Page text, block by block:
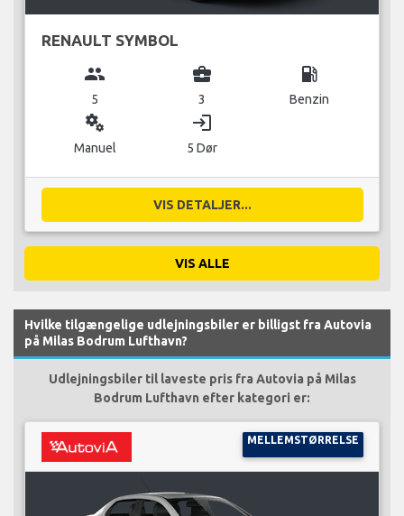
RENAULT SYMBOL
group
5
business_center
3
local_gas_station
Benzin
miscellaneous_services
Manuel
login
5 Dør
VIS DETALJER...
VIS ALLE
Hvilke tilgængelige udlejningsbiler er billigst fra Autovia
på Milas Bodrum Lufthavn?
Udlejningsbiler til laveste pris fra Autovia på Milas
Bodrum Lufthavn efter kategori er:
MELLEMSTØRRELSE